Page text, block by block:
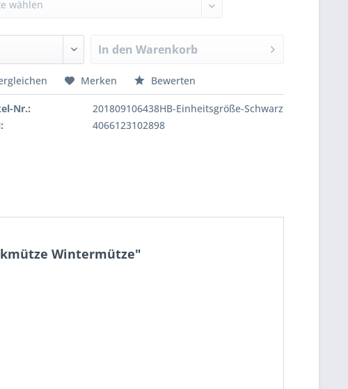
In den Warenkorb
Merken Bewerten
Nr.:
201809106438HB-Einheitsgröße-Schwarz
4066123102898
Wintermütze"